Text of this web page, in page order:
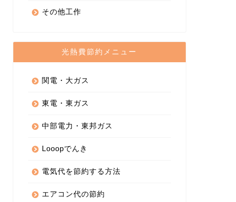
その他工作
光熱費節約メニュー
関電・大ガス
東電・東ガス
中部電力・東邦ガス
Looopでんき
電気代を節約する方法
エアコン代の節約